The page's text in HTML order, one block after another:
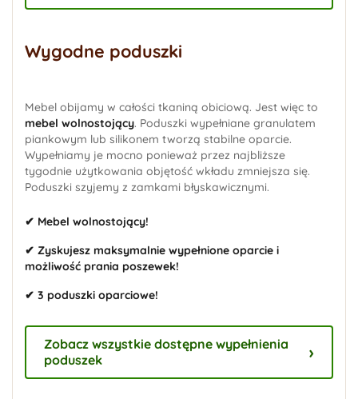
Wygodne poduszki
Mebel obijamy w całości tkaniną obiciową. Jest więc to
mebel wolnostojący. Poduszki wypełniane granulatem
piankowym lub silikonem tworzą stabilne oparcie.
Wypełniamy je mocno ponieważ przez najbliższe
tygodnie użytkowania objętość wkładu zmniejsza się.
Poduszki szyjemy z zamkami błyskawicznymi.
✔ Mebel wolnostojący!
✔ Zyskujesz maksymalnie wypełnione oparcie i
możliwość prania poszewek!
✔ 3 poduszki oparciowe!
Zobacz wszystkie dostępne wypełnienia
poduszek